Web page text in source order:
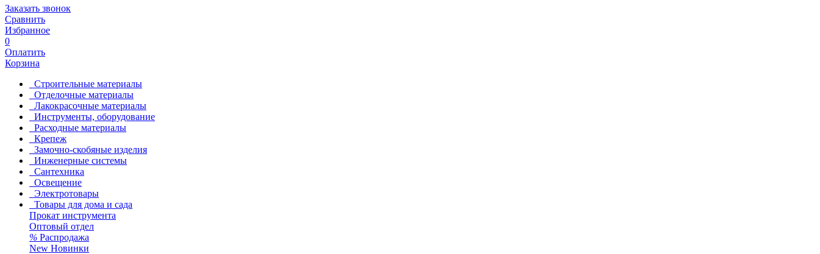
Заказать звонок
Сравнить
Избранное
0
Оплатить
Корзина
Строительные материалы
Отделочные материалы
Лакокрасочные материалы
Инструменты, оборудование
Расходные материалы
Крепеж
Замочно-скобяные изделия
Инженерные системы
Сантехника
Освещение
Электротовары
Товары для дома и сада
Прокат инструмента
Оптовый отдел
% Распродажа
New Новинки